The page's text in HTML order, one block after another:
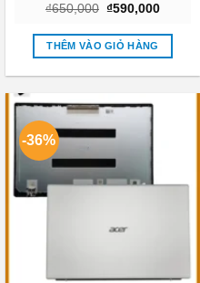
₫650,000 Giá
là:
₫650,000.
₫590,000Giá
tại
THÊM VÀO GIỎ HÀNG
-36%